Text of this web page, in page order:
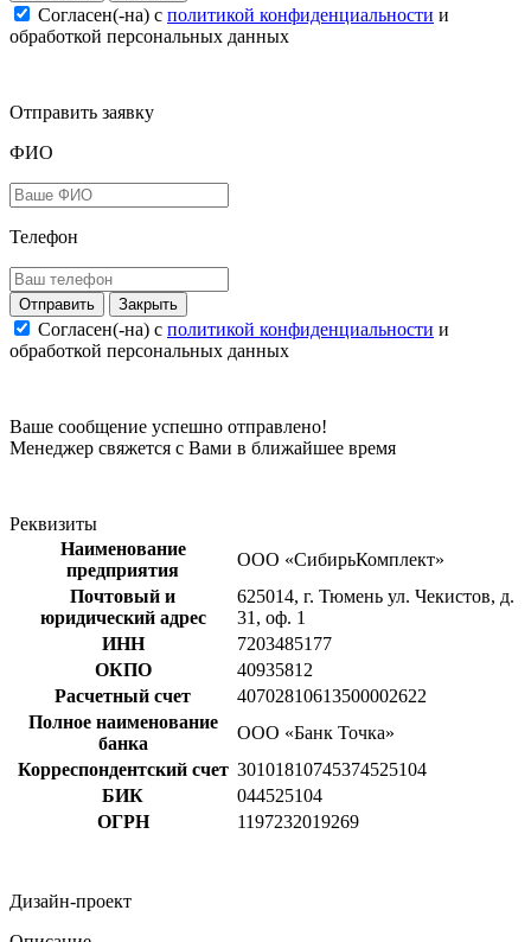
Согласен(-на) c политикой конфиденциальности и
обработкой персональных данных
Отправить заявку
ФИО
Телефон
Закрыть
Согласен(-на) c политикой конфиденциальности и
обработкой персональных данных
Ваше сообщение успешно отправлено!
Менеджер свяжется с Вами в ближайшее время
Реквизиты
Наименование
предприятия
ООО «СибирьКомплект»
Почтовый и
юридический адрес
625014, г. Тюмень ул. Чекистов, д.
31, оф. 1
ИНН
7203485177
ОКПО
40935812
Расчетный счет
40702810613500002622
Полное наименование
банка
ООО «Банк Точка»
Корреспондентский счет 30101810745374525104
БИК
044525104
ОГРН
1197232019269
Дизайн-проект